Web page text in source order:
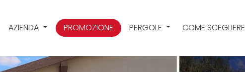
AZIENDA PROMOZIONE PERGOLE COME SCEGLIERE